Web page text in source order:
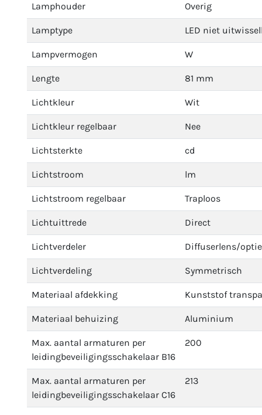
Lamphouder Overig
Lamptype LED niet
Lampvermogen W
Lengte 81 mm
Lichtkleur Wit
Lichtkleur regelbaar Nee
Lichtsterkte cd
Lichtstroom lm
Lichtstroom regelbaar Traploos
Lichtuittrede Direct
Lichtverdeler Diffuserlens/
Lichtverdeling Symmetrisch
Materiaal afdekking Kunststof
Materiaal behuizing Aluminium
Max. aantal armaturen per
leidingbeveiligingsschakelaar B16
200
Max. aantal armaturen per
leidingbeveiligingsschakelaar C16
213